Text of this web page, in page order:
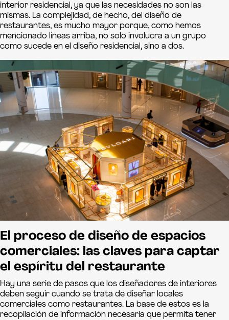
interior residencial, ya que las necesidades no son las
mismas. La complejidad, de hecho, del diseño de
restaurantes, es mucho mayor porque, como hemos
mencionado líneas arriba, no solo involucra a un grupo
como sucede en el diseño residencial, sino a dos.
El proceso de diseño de espacios
comerciales: las claves para captar
el espíritu del restaurante
Hay una serie de pasos que los diseñadores de interiores
deben seguir cuando se trata de diseñar locales
comerciales como restaurantes. La base de estos es la
recopilación de información necesaria que permita tener